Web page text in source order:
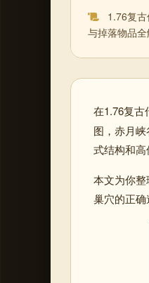
1.76复
与掉落物品全
在1.76复古
图，赤月
式结构和高
本文为你
巢穴的正确